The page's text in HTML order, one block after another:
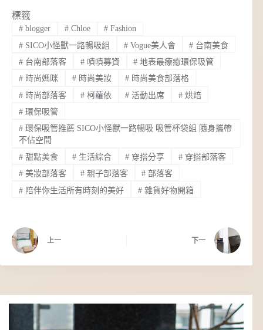
標籤
#blogger #Chloe # Fashion
#SICO小怪獸一路暢吸組 #Vogue美人會 # 台南美食
#台南部落客 #嘖嘖募資 # 地表最療癒環保吸管
#時尚媽咪 #時尚美妝 # 時尚美食部落格
#時尚部落客 #柯蘿依 # 活動出席 # 烘焙
#環保吸管
#環保吸管推薦 SICO小怪獸一路暢吸 吸管杯袋組 隨身攜帶
不佔空間
#甜點美食 #生活綜合 # 穿搭分享 # 穿搭部落客
#美妝部落客 #親子部落客 # 部落客
#陪伴你生活所有時刻的美好 #雜貨好物開箱
上一 下一